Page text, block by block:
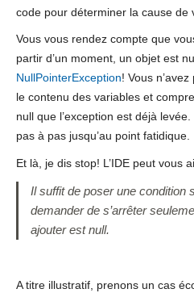
code pour déterminer la cause de
Vous vous rendez compte que
partir d’un moment, un objet est
NullPointerException! Vous
le contenu des variables et
null que l’exception est déjà
pas à pas jusqu’au point fatidique.
Et là, je dis stop! L’IDE peut vous
Il suffit de poser une condition
demander de s’arrêter
ajouter est null.
A titre illustratif, prenons un cas